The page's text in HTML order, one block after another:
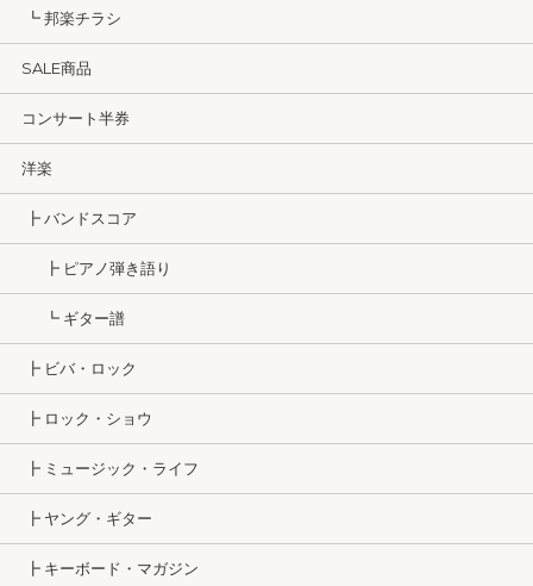
┗ 邦楽チラシ
SALE商品
コンサート半券
洋楽
┣ バンドスコア
┣ ピアノ弾き語り
┗ ギター譜
┣ ビバ・ロック
┣ ロック・ショウ
┣ ミュージック・ライフ
┣ ヤング・ギター
┣ キーボード・マガジン